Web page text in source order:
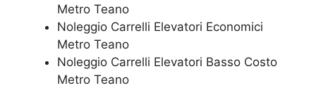
Metro Teano
Noleggio Carrelli Elevatori Economici
Metro Teano
Noleggio Carrelli Elevatori Basso Costo
Metro Teano